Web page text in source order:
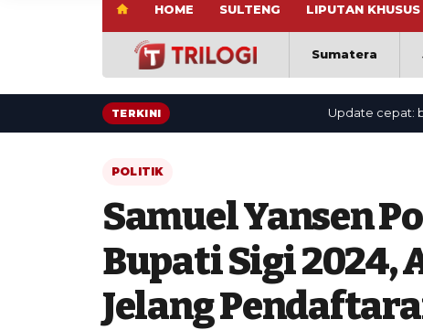
HOME SULTENG LIPUTAN KHUSUS
Sumatera
TERKINI Update cepat:
POLITIK
Samuel Yansen
Bupati Sigi 2024,
Jelang